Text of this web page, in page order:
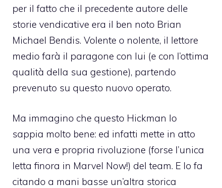
per il fatto che il precedente autore delle
storie vendicative era il ben noto Brian
Michael Bendis. Volente o nolente, il lettore
medio farà il paragone con lui (e con l’ottima
qualità della sua gestione), partendo
prevenuto su questo nuovo operato.
Ma immagino che questo Hickman lo
sappia molto bene: ed infatti mette in atto
una vera e propria rivoluzione (forse l’unica
letta finora in Marvel Now!) del team. E lo fa
citando a mani basse un’altra storica